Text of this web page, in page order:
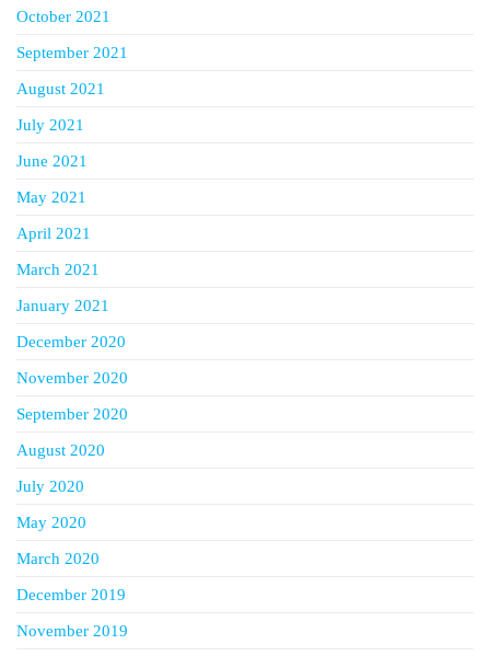
October 2021
September 2021
August 2021
July 2021
June 2021
May 2021
April 2021
March 2021
January 2021
December 2020
November 2020
September 2020
August 2020
July 2020
May 2020
March 2020
December 2019
November 2019